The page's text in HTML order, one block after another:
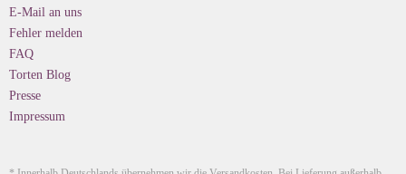
E-Mail an uns
Fehler melden
FAQ
Torten Blog
Presse
Impressum